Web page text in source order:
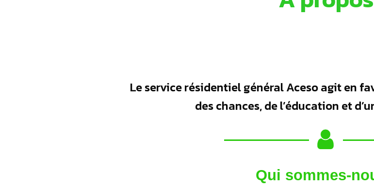
Le service résidentiel général Aceso agit en
des chances, de l’éducation et
Qui sommes-